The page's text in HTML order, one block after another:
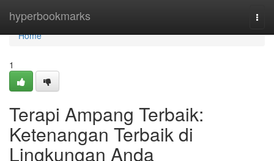
hyperbookmarks
Home
Home
1
Terapi Ampang Terbaik:
Ketenangan Terbaik di
Lingkungan Anda